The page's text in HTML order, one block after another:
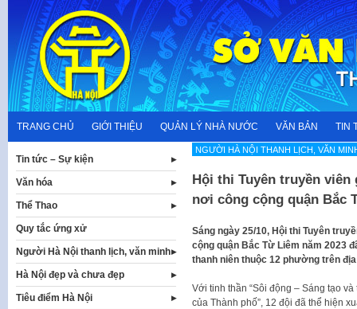
content
TRANG CHỦ GIỚI THIỆU QUẢN LÝ NHÀ NƯỚC VĂN BẢN TIN
NGƯỜI HÀ NỘI THANH LỊCH, VĂN
Hội thi Tuyên truyền
nơi công cộng quận Bắc
Sáng ngày 25/10, Hội thi Tuyên
cộng quận Bắc Từ Liêm năm 2023
thanh niên thuộc 12 phường trên địa
Với tinh thần “Sôi động – Sáng tạo
của Thành phố”, 12 đội đã thể hiện
Tin tức – Sự kiện
Văn hóa
Thể Thao
Quy tắc ứng xử
Người Hà Nội thanh lịch, văn minh
Hà Nội đẹp và chưa đẹp
Tiêu điểm Hà Nội